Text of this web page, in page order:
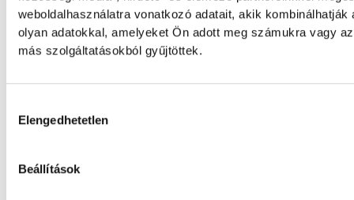
weboldalhasználatra vonatkozó adatait, akik kombinálhatják
olyan adatokkal, amelyeket Ön adott meg számukra vagy
más szolgáltatásokból gyűjtöttek.
Elengedhetetlen
Beállítások
válogatottba, mindhárman remek formát
elmúlt hétvégén.
Vizes Eb: bronzérmes a
Kristóf, Betlehem Dávid összetételű
bronzérmet nyert szombaton a nyíltvízi